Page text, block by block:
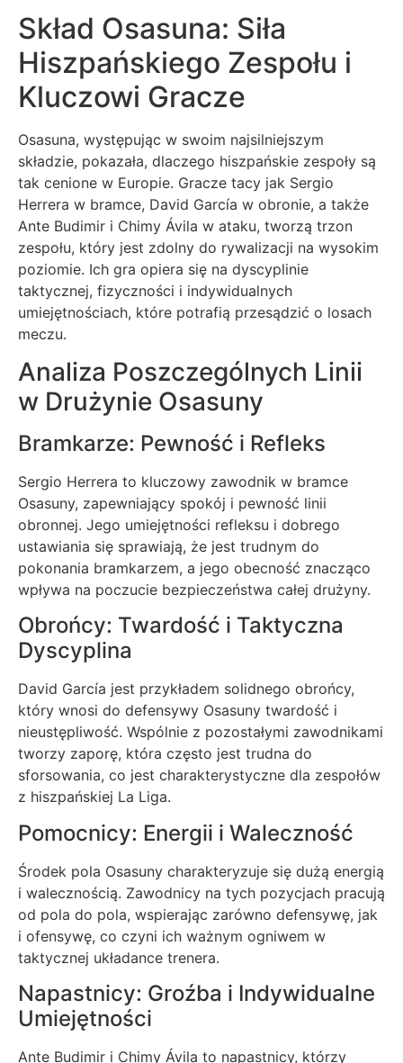
Skład Osasuna: Siła
Hiszpańskiego Zespołu i
Kluczowi Gracze
Osasuna, występując w swoim najsilniejszym
składzie, pokazała, dlaczego hiszpańskie zespoły są
tak cenione w Europie. Gracze tacy jak Sergio
Herrera w bramce, David García w obronie, a także
Ante Budimir i Chimy Ávila w ataku, tworzą trzon
zespołu, który jest zdolny do rywalizacji na wysokim
poziomie. Ich gra opiera się na dyscyplinie
taktycznej, fizyczności i indywidualnych
umiejętnościach, które potrafią przesądzić o losach
meczu.
Analiza Poszczególnych Linii
w Drużynie Osasuny
Bramkarze: Pewność i Refleks
Sergio Herrera to kluczowy zawodnik w bramce
Osasuny, zapewniający spokój i pewność linii
obronnej. Jego umiejętności refleksu i dobrego
ustawiania się sprawiają, że jest trudnym do
pokonania bramkarzem, a jego obecność znacząco
wpływa na poczucie bezpieczeństwa całej drużyny.
Obrońcy: Twardość i Taktyczna
Dyscyplina
David García jest przykładem solidnego obrońcy,
który wnosi do defensywy Osasuny twardość i
nieustępliwość. Wspólnie z pozostałymi zawodnikami
tworzy zaporę, która często jest trudna do
sforsowania, co jest charakterystyczne dla zespołów
z hiszpańskiej La Liga.
Pomocnicy: Energii i Waleczność
Środek pola Osasuny charakteryzuje się dużą energią
i walecznością. Zawodnicy na tych pozycjach pracują
od pola do pola, wspierając zarówno defensywę, jak
i ofensywę, co czyni ich ważnym ogniwem w
taktycznej układance trenera.
Napastnicy: Groźba i Indywidualne
Umiejętności
Ante Budimir i Chimy Ávila to napastnicy, którzy